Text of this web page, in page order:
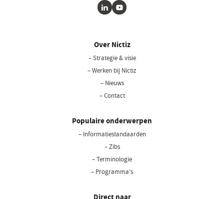
LinkedInYoutube
Over Nictiz
– Strategie & visie
– Werken bij Nictiz
– Nieuws
– Contact
Populaire onderwerpen
– Informatiestandaarden
– Zibs
– Terminologie
– Programma's